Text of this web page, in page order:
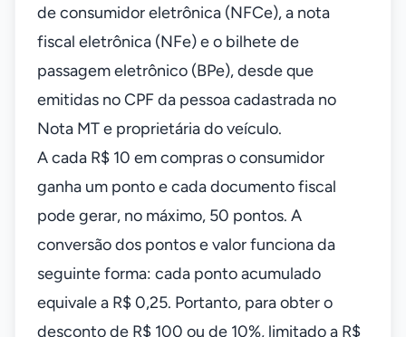
de consumidor eletrônica (NFCe), a nota
fiscal eletrônica (NFe) e o bilhete de
passagem eletrônico (BPe), desde que
emitidas no CPF da pessoa cadastrada no
Nota MT e proprietária do veículo.
A cada R$ 10 em compras o consumidor
ganha um ponto e cada documento fiscal
pode gerar, no máximo, 50 pontos. A
conversão dos pontos e valor funciona da
seguinte forma: cada ponto acumulado
equivale a R$ 0,25. Portanto, para obter o
desconto de R$ 100 ou de 10%, limitado a R$